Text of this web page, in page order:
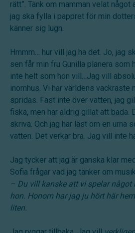
rätt”. Tänk om mamman velat något
jag ska fylla i pappret för min
känner sig lugn.
Hmmm… hur vill jag ha det. Jo, jag
sen får min fru Gunilla planera som
inte helt som hon vill…Jag vill
inomhus. Vi har världens vackraste
spridas. Fast inte över vatten, jag
fiska, men har aldrig gillat att bada.
skriva. Och jag har läst om en urna
vatten. Det verkar bra. Jag vill inte
Jag tycker att jag är ganska klar
Sofia frågar vad jag tänker om
– Du vill kanske att vi spelar något
hon. Honom har jag ju hört här
liten.